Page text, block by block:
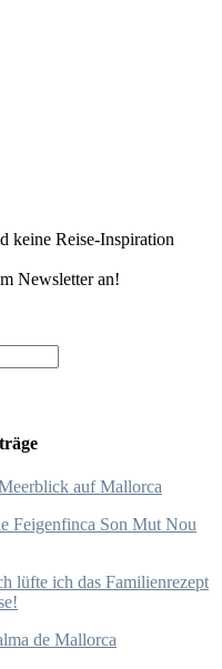
keine Reise-Inspiration
Newsletter an!
auf Mallorca
Feigenfinca Son Mut Nou
lüfte ich das Familienrezept
de Mallorca